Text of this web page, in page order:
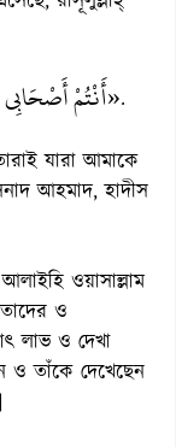
«أَنْتُمْ.
যারা আমাকে
আহমাদ, হাদীস
আলাইহি ওয়াসাল্লাম
ও
লাভ ও দেখা
ও তাঁকে দেখেছেন